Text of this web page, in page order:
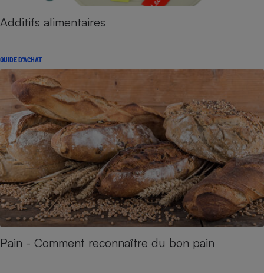
Additifs alimentaires
GUIDE D'ACHAT
Pain - Comment reconnaître du bon pain